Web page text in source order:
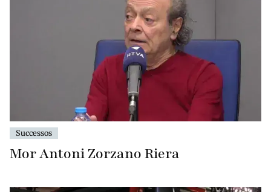
Successos
Mor Antoni Zorzano Riera